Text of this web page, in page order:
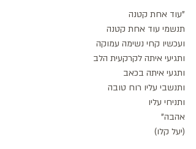
"עוד אחת קטנה
תנשמי עוד אחת קטנה
ועכשיו קחי נשימה עמוקה
ותגיעי איתה לקרקעית הלב
ותגעי איתה בכאב
ותנשבי עליו רוח טובה
ותניחי עליו
אהבה"
(יעל קלו)